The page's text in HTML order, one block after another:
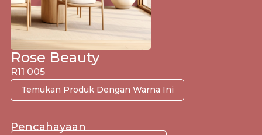
Rose Beauty
R11 005
Temukan Produk Dengan Warna Ini
Pencahayaan